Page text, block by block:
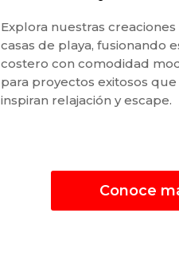
Explora nuestras creaciones
casas de playa, fusionando
costero con comodidad
para proyectos exitosos que
inspiran relajación y escape.
Conoce